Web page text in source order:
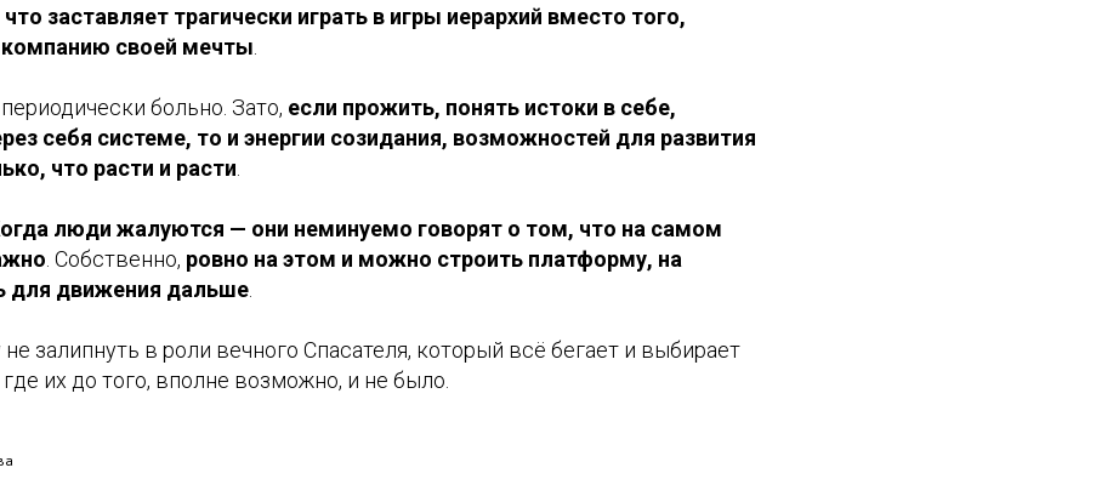
что заставляет трагически играть в игры иерархий вместо того,
своей мечты
больно. Зато, если прожить, понять истоки в себе,
себя системе, то и энергии созидания, возможностей для развития
что расти и расти
люди жалуются — они неминуемо говорят о том, что на самом
. Собственно, ровно на этом и можно строить платформу, на
для движения дальше
залипнуть в роли вечного Спасателя, который всё бегает и выбирает
их до того, вполне возможно, и не было.